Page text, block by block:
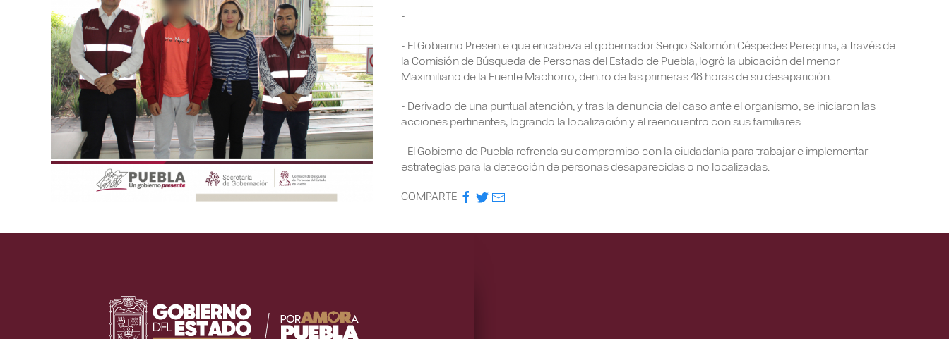
-
- El Gobierno Presente que encabeza el gobernador Sergio Salomón Céspedes Peregrina, a través de
la Comisión de Búsqueda de Personas del Estado de Puebla, logró la ubicación del menor
Maximiliano de la Fuente Machorro, dentro de las primeras 48 horas de su desaparición.
- Derivado de una puntual atención, y tras la denuncia del caso ante el organismo, se iniciaron las
acciones pertinentes, logrando la localización y el reencuentro con sus familiares
- El Gobierno de Puebla refrenda su compromiso con la ciudadanía para trabajar e implementar
estrategias para la detección de personas desaparecidas o no localizadas.
COMPARTE